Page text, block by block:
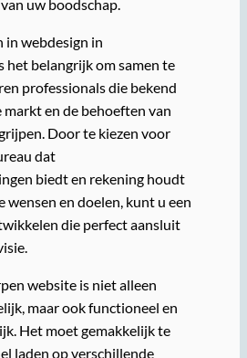
uw boodschap.
in webdesign in
het belangrijk om samen te
professionals die bekend
markt en de behoeften van
Door te kiezen voor
dat
biedt en rekening houdt
wensen en doelen, kunt u een
die perfect aansluit
website is niet alleen
maar ook functioneel en
Het moet gemakkelijk te
laden op verschillende